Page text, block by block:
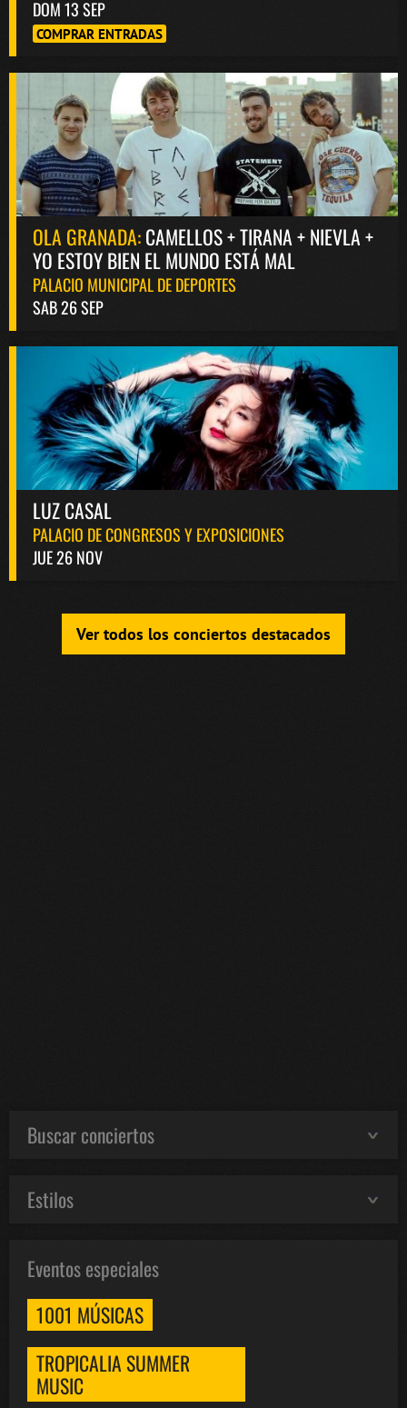
DOM 13 SEP
COMPRAR ENTRADAS
OLA GRANADA:CAMELLOS + TIRANA + NIEVLA +
YO ESTOY BIEN EL MUNDO ESTÁ MAL
PALACIO MUNICIPAL DE DEPORTES
SAB 26 SEP
LUZ CASAL
PALACIO DE CONGRESOS Y EXPOSICIONES
JUE 26 NOV
Ver todos los conciertos destacados
Buscar conciertos
Estilos
Eventos especiales
1001 MÚSICAS
TROPICALIA SUMMER
MUSIC